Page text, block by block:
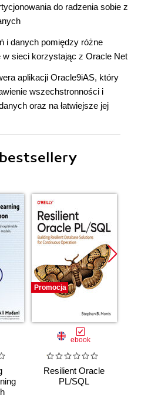
do radzenia sobie z
i danych pomiędzy różne
w sieci korzystając z Oracle Net
aplikacji Oracle9iAS, który
wszechstronności i
oraz na łatwiejsze jej
Promocja
ebook
Resilient Oracle
PL/SQL